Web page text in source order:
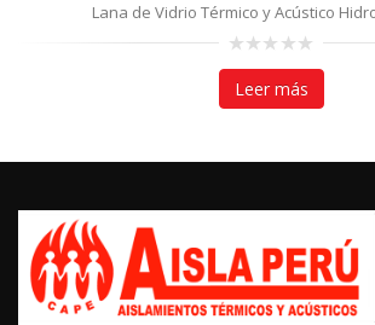
y Acústico Hidrorepelente